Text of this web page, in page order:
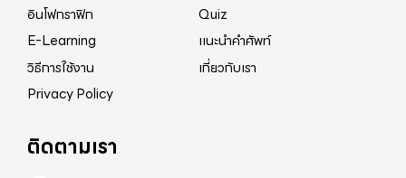
อินโฟกราฟิก
Quiz
E-Learning
แนะนำคำศัพท์
วิธีการใช้งาน
เกี่ยวกับเรา
Privacy Policy
ติดตามเรา